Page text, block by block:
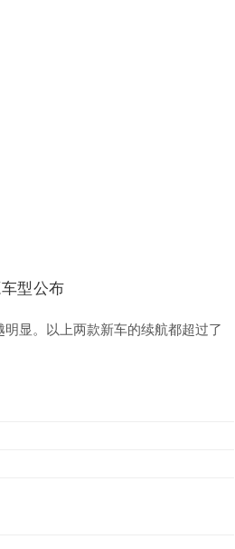
显。以上两款新车的续航都超过了